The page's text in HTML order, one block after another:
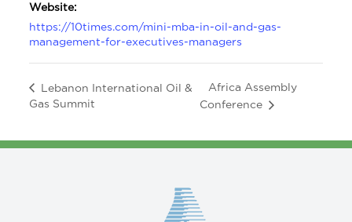
Website:
https://10times.com/mini-mba-in-oil-and-gas-
management-for-executives-managers
Lebanon International Oil &
Gas Summit
Africa Assembly
Conference